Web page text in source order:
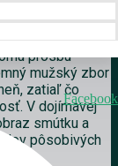
Facebook
lyrická
prosbu
mužský zbor
zatiaľ čo
V dojímavej
smútku a
pôsobivých